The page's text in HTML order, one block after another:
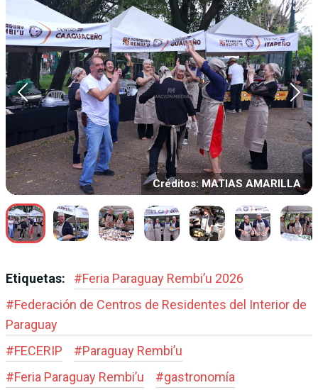
Créditos: MATIAS AMARILLA
Etiquetas: #Feria Paraguay Rembi’u 2026
#Federación de Centros de Residentes del Interior de
Paraguay
#FECERIP #Paraguay Rembi’u
#Feria Paraguay Rembi’u #gastronomía